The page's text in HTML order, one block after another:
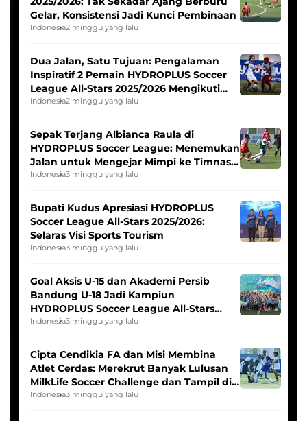
Gelar, Konsistensi Jadi Kunci Pembinaan
Indonesia2 minggu yang lalu
Dua Jalan, Satu Tujuan: Pengalaman
Inspiratif 2 Pemain HYDROPLUS Soccer
League All-Stars 2025/2026 Mengikuti
Seleksi Timnas Indonesia Putri
Indonesia2 minggu yang lalu
Sepak Terjang Albianca Raula di
HYDROPLUS Soccer League: Menemukan
Jalan untuk Mengejar Mimpi ke Timnas
Indonesia Putri
Indonesia3 minggu yang lalu
Bupati Kudus Apresiasi HYDROPLUS
Soccer League All-Stars 2025/2026:
Selaras Visi Sports Tourism
Indonesia3 minggu yang lalu
Goal Aksis U-15 dan Akademi Persib
Bandung U-18 Jadi Kampiun
HYDROPLUS Soccer League All-Stars
2025/2026
Indonesia3 minggu yang lalu
Cipta Cendikia FA dan Misi Membina
Atlet Cerdas: Merekrut Banyak Lulusan
MilkLife Soccer Challenge dan Tampil di
HYDROPLUS Soccer League
Indonesia3 minggu yang lalu